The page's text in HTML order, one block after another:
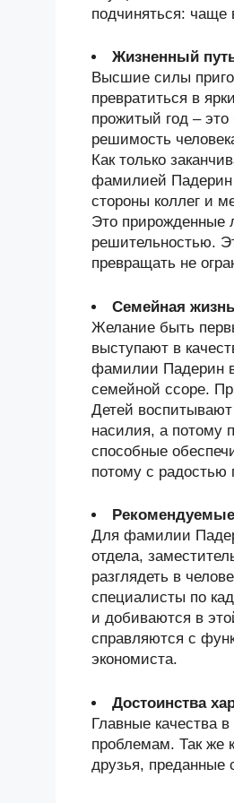
подчиняться: чаще
Жизненный
Высшие силы
превратиться в
прожитый год –
решимость
Как только
фамилией Падерин
стороны коллег и
Это прирожденные
решительностью.
превращать не
Семейная
Желание быть
выступают в
фамилии Падерин
семейной ссоре.
Детей воспитывают
насилия, а потому
способные
потому с радостью
Для фамилии
отдела,
разглядеть в
специалисты по
и добиваются в
справляются с
экономиста.
Достоинства
Главные качества
проблемам. Так же
друзья, преданные